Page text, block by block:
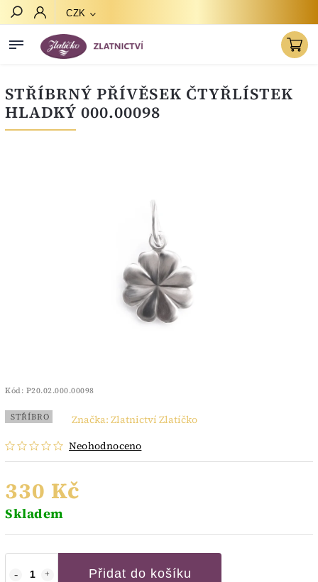
CZK
STŘÍBRNÝ PŘÍVĚSEK ČTYŘLÍSTEK
HLADKÝ 000.00098
Kód: P20.02.000.00098
STŘÍBRO
Neohodnoceno
Značka: Zlatnictví Zlatíčko
330 Kč
Skladem
Přidat do košíku